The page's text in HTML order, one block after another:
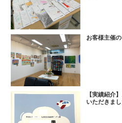
お客様主催
【実績紹介
いただきま